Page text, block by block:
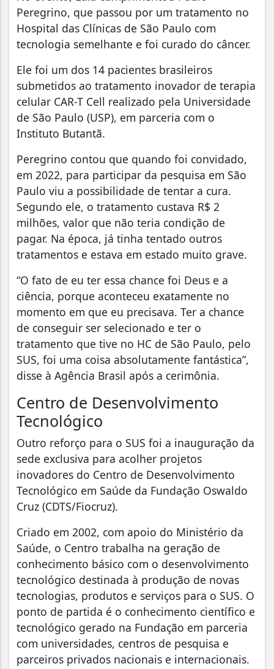
Peregrino, que passou por um tratamento no
Hospital das Clínicas de São Paulo com
tecnologia semelhante e foi curado do câncer.
Ele foi um dos 14 pacientes brasileiros
submetidos ao tratamento inovador de terapia
celular CAR-T Cell realizado pela Universidade
de São Paulo (USP), em parceria com o
Instituto Butantã.
Peregrino contou que quando foi convidado,
em 2022, para participar da pesquisa em São
Paulo viu a possibilidade de tentar a cura.
Segundo ele, o tratamento custava R$ 2
milhões, valor que não teria condição de
pagar. Na época, já tinha tentado outros
tratamentos e estava em estado muito grave.
“O fato de eu ter essa chance foi Deus e a
ciência, porque aconteceu exatamente no
momento em que eu precisava. Ter a chance
de conseguir ser selecionado e ter o
tratamento que tive no HC de São Paulo, pelo
SUS, foi uma coisa absolutamente fantástica”,
disse à Agência Brasil após a cerimônia.
Centro de Desenvolvimento
Tecnológico
Outro reforço para o SUS foi a inauguração da
sede exclusiva para acolher projetos
inovadores do Centro de Desenvolvimento
Tecnológico em Saúde da Fundação Oswaldo
Cruz (CDTS/Fiocruz).
Criado em 2002, com apoio do Ministério da
Saúde, o Centro trabalha na geração de
conhecimento básico com o desenvolvimento
tecnológico destinada à produção de novas
tecnologias, produtos e serviços para o SUS. O
ponto de partida é o conhecimento científico e
tecnológico gerado na Fundação em parceria
com universidades, centros de pesquisa e
parceiros privados nacionais e internacionais.